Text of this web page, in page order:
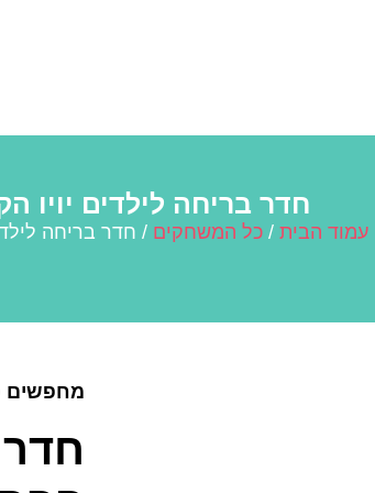
חדר בריחה לילדים יויו
עמוד הבית /כל המשחקים / חדר בריחה
מחפשים